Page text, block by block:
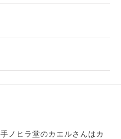
手ノヒラ堂のカエルさんはカ